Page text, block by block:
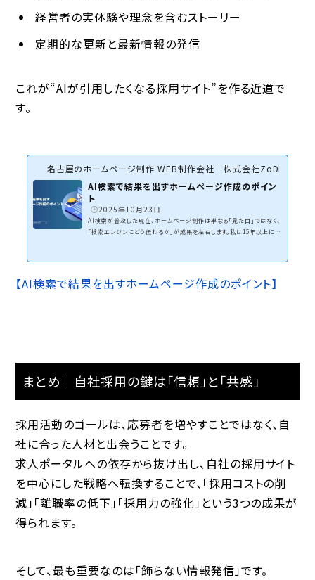
経営者の実体験や理念を含むストーリー
定期的な更新と最新情報の発信
これが“AIが引用したくなる採用サイト”を作る近道で
す。
名古屋のホームページ制作 WEB制作会社｜株式会社ZoDDo
AI検索で結果を出すホームページ作成のポイン
ト
2025年10月23日
AI検索が普及した現在、ホームページ制作は単なる「見た目」ではなく、
「検索エンジンにどう伝わるか」が成果を左右します。私は15年以上にわ
構造”の3要素が揃ったサイトです。本記事では、AI検索で結果を出すた
めの具体的なホームページ制作のポイントを専門的な視点から解説し
【AI検索で結果を出すホームページ作成のポイント】
まとめ｜自社採用の鍵は「信頼」と「共感」
採用活動のゴールは、応募者を増やすことではなく、 自
社に合った人材と出会うことです。
求人ポータルへの依存から抜け出し、自社の採用サイト
を中心にした戦略へ転換することで、「採用コストの削
減」「離職率の低下」「採用力の強化」という3つの成果が
得られます。
そして、最も重要なのは「飾らない情報発信」です。